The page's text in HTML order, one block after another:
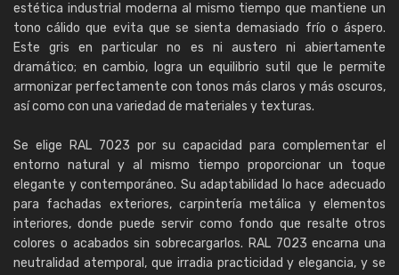
estética industrial moderna al mismo tiempo que mantiene un
tono cálido que evita que se sienta demasiado frío o áspero.
Este gris en particular no es ni austero ni abiertamente
dramático; en cambio, logra un equilibrio sutil que le permite
armonizar perfectamente con tonos más claros y más oscuros,
así como con una variedad de materiales y texturas.
Se elige RAL 7023 por su capacidad para complementar el
entorno natural y al mismo tiempo proporcionar un toque
elegante y contemporáneo. Su adaptabilidad lo hace adecuado
para fachadas exteriores, carpintería metálica y elementos
interiores, donde puede servir como fondo que resalte otros
colores o acabados sin sobrecargarlos. RAL 7023 encarna una
neutralidad atemporal, que irradia practicidad y elegancia, y se